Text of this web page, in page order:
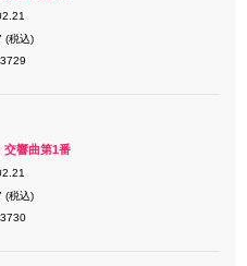
(税込)
交響曲第1番
(税込)